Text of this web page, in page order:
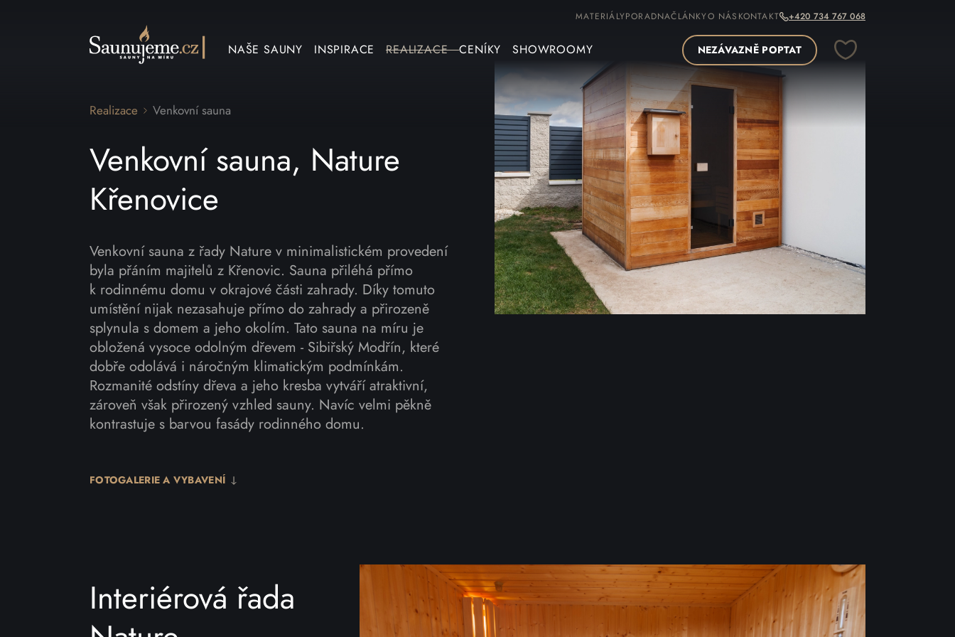
MATERIÁLYPORADNAČLÁNKYO NÁS KONTAKT +420 734 767 068
NAŠE SAUNY INSPIRACE REALIZACE CENÍKY SHOWROOMY NEZÁVAZNĚ POPTAT
Realizace Venkovní sauna
Venkovní sauna, Nature
Křenovice
Venkovní sauna z řady Nature v minimalistickém provedení
byla přáním majitelů z Křenovic. Sauna přiléhá přímo
k rodinnému domu v okrajové části zahrady. Díky tomuto
umístění nijak nezasahuje přímo do zahrady a přirozeně
splynula s domem a jeho okolím. Tato sauna na míru je
obložená vysoce odolným dřevem - Sibiřský Modřín, které
dobře odolává i náročným klimatickým podmínkám.
Rozmanité odstíny dřeva a jeho kresba vytváří atraktivní,
zároveň však přirozený vzhled sauny. Navíc velmi pěkně
kontrastuje s barvou fasády rodinného domu.
FOTOGALERIE A VYBAVENÍ
Interiérová řada